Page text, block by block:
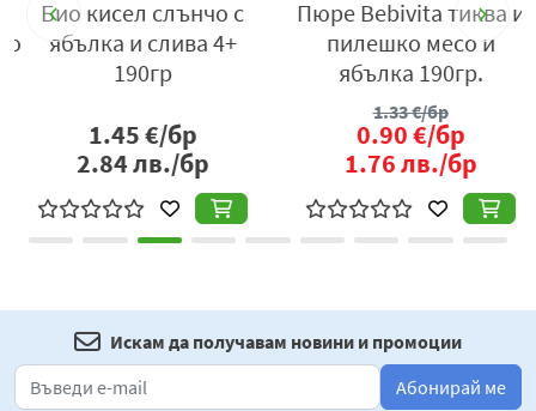
Био кисел слънчо с
ябълка и слива 4+
190гр
1.45€/бр
2.84лв./бр
Пюре Bebivita тиква и
пилешко месо и
ябълка 190гр.
1.33€/бр
0.90€/бр
1.76лв./бр
Искам да получавам новини и промоции
Абонирай ме